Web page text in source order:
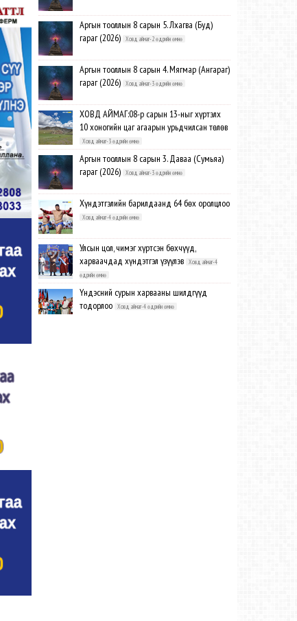
Аргын тооллын 8 сарын 5. Лхагва (Буд)
гараг (2026)
Ховд аймаг-2 өдрийн өмнө
Аргын тооллын 8 сарын 4. Мягмар (Ангараг)
гараг (2026)
Ховд аймаг-3 өдрийн өмнө
ХОВД АЙМАГ:08-р сарын 13-ныг хүртэлх
10 хоногийн цаг агаарын урьдчилсан төлөв
Ховд аймаг-3 өдрийн өмнө
Аргын тооллын 8 сарын 3. Даваа (Сумьяа)
гараг (2026)
Ховд аймаг-3 өдрийн өмнө
Хүндэтгэлийн барилдаанд 64 бөх оролцлоо
Ховд аймаг-4 өдрийн өмнө
Улсын цол, чимэг хүртсэн бөхчүүд,
харваачдад хүндэтгэл үзүүлэв
Ховд аймаг-4
өдрийн өмнө
Үндэсний сурын харвааны шилдгүүд
тодорлоо
Ховд аймаг-4 өдрийн өмнө